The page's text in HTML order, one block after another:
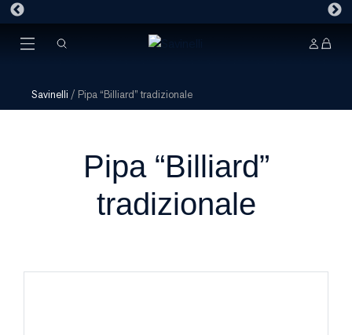
Savinelli / Pipa “Billiard” tradizionale
Pipa “Billiard”
tradizionale